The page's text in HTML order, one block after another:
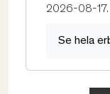
2026-08-17.
Se hela